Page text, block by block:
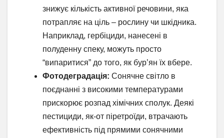
знижує кількість активної речовини, яка
потрапляє на ціль – рослину чи шкідника.
Наприклад, гербіциди, нанесені в
полуденну спеку, можуть просто
“випаритися” до того, як бур’ян їх вбере.
Фотодеградація: Сонячне світло в
поєднанні з високими температурами
прискорює розпад хімічних сполук. Деякі
пестициди, як-от піретроїди, втрачають
ефективність під прямими сонячними